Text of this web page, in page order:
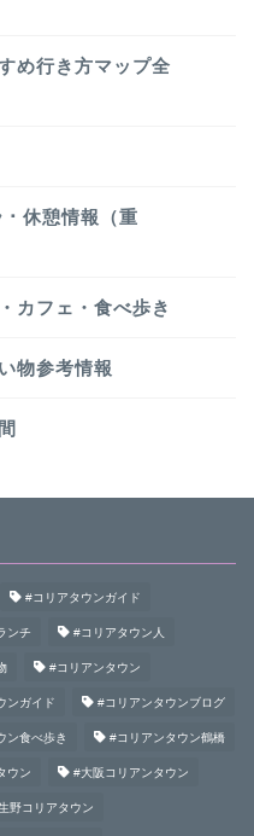
め行き方マップ全
休憩情報（重
カフェ・食べ歩き
物参考情報
#コリアタウンガイド
ンチ #コリアタウン人
#コリアンタウン
ンガイド #コリアンタウンブログ
ン食べ歩き #コリアンタウン鶴橋
ウン #大阪コリアンタウン
野コリアタウン